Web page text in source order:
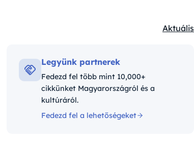
Aktuális
Legyünk partnerek
Fedezd fel több mint 10,000+
cikkünket Magyarországról és a
kultúráról.
Fedezd fel a lehetőségeket